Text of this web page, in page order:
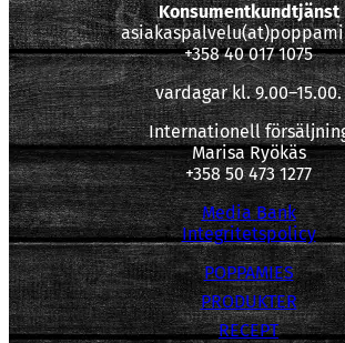
Konsumentkundtjänst
+358 40 017 1075
vardagar kl. 9.00–15.00.
Internationell
Marisa Ryökäs
+358 50 473 1277
Media Bank
Integritetspolicy
POPPAMIES
PRODUKTER
RECEPT